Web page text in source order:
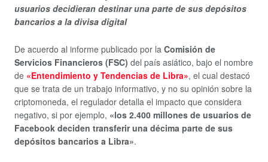
usuarios decidieran destinar una parte de sus depósitos
bancarios a la divisa digital
De acuerdo al informe publicado por la Comisión de
Servicios Financieros (FSC) del país asiático, bajo el nombre
de «Entendimiento y Tendencias de Libra», el cual destacó
que se trata de un trabajo informativo, y no su opinión sobre la
criptomoneda, el regulador detalla el impacto que considera
negativo, si por ejemplo, «los 2.400 millones de usuarios de
Facebook deciden transferir una décima parte de sus
depósitos bancarios a Libra».